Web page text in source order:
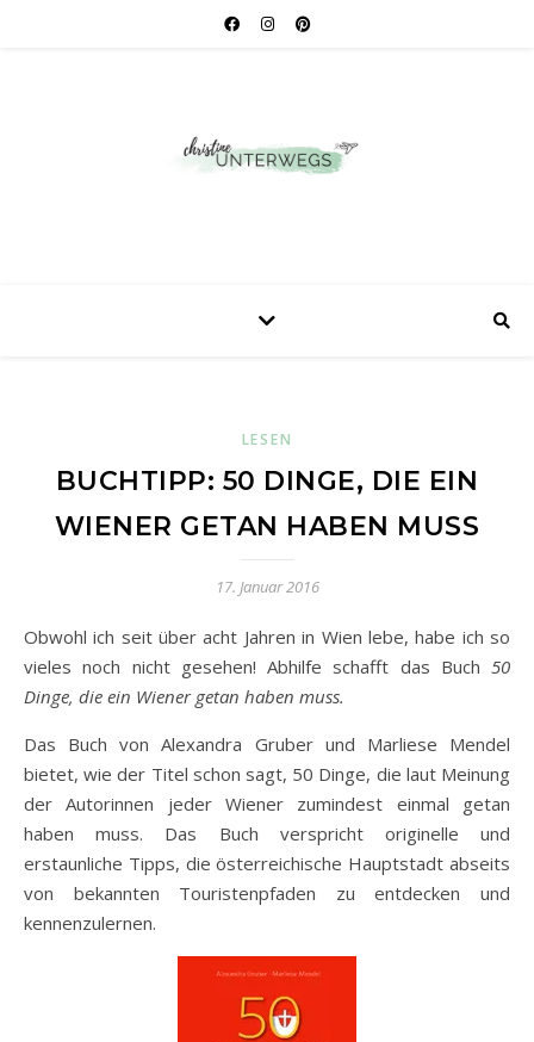
LESEN
BUCHTIPP: 50 DINGE, DIE EIN
WIENER GETAN HABEN MUSS
17. Januar 2016
Obwohl ich seit über acht Jahren in Wien lebe, habe ich so
vieles noch nicht gesehen! Abhilfe schafft das Buch 50
Dinge, die ein Wiener getan haben muss.
Das Buch von Alexandra Gruber und Marliese Mendel
bietet, wie der Titel schon sagt, 50 Dinge, die laut Meinung
der Autorinnen jeder Wiener zumindest einmal getan
haben muss. Das Buch verspricht originelle und
erstaunliche Tipps, die österreichische Hauptstadt abseits
von bekannten Touristenpfaden zu entdecken und
kennenzulernen.